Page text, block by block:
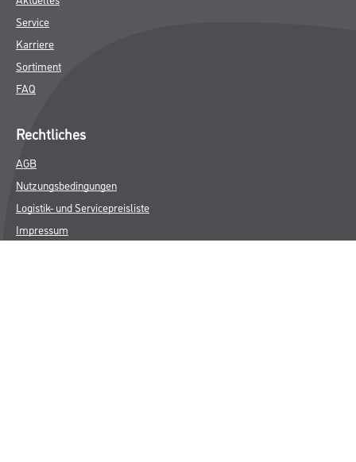
Service
Karriere
Sortiment
FAQ
Rechtliches
AGB
Nutzungsbedingungen
Logistik- und Servicepreisliste
Impressum